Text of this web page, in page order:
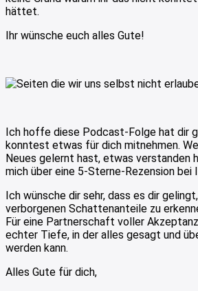
hättet.
Ihr wünsche euch alles Gute!
Ich hoffe diese Podcast-Folge hat dir
konntest etwas für dich mitnehmen.
Neues gelernt hast, etwas verstanden
mich über eine 5-Sterne-Rezension bei
Ich wünsche dir sehr, dass es dir
verborgenen Schattenanteile zu
Für eine Partnerschaft voller
echter Tiefe, in der alles gesagt und
werden kann.
Alles Gute für dich,